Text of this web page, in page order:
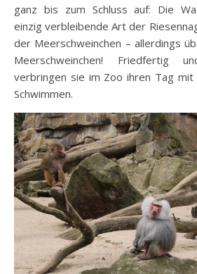
ganz bis zum Schluss auf: Die
einzig verbleibende Art der
der Meerschweinchen – allerdings
Meerschweinchen! Friedfertig
verbringen sie im Zoo ihren Tag mit
Schwimmen.